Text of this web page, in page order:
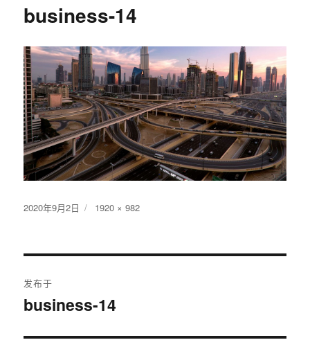
business-14
发
2020年9月2日
原
寸
1920 × 982
章
发布于
business-14